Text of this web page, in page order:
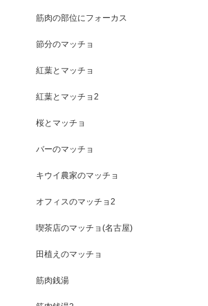
筋肉の部位にフォーカス
節分のマッチョ
紅葉とマッチョ
紅葉とマッチョ2
桜とマッチョ
バーのマッチョ
キウイ農家のマッチョ
オフィスのマッチョ2
喫茶店のマッチョ(名古屋)
田植えのマッチョ
筋肉銭湯